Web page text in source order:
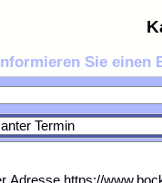
Informieren Sie einen